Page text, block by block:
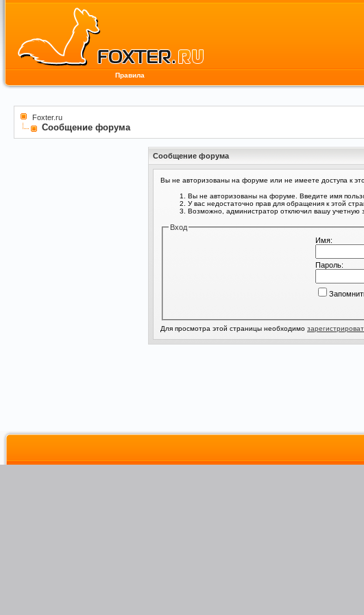
Правила
Foxter.ru
Сообщение форума
Сообщение форума
Вы не авторизованы на форуме или не имеете доступа к
Вы не авторизованы на форуме. Введите имя
У вас недостаточно прав для обращения к этой
Возможно, администратор отключил вашу учетную
Вход
Имя:
Пароль:
Для просмотра этой страницы необходимо